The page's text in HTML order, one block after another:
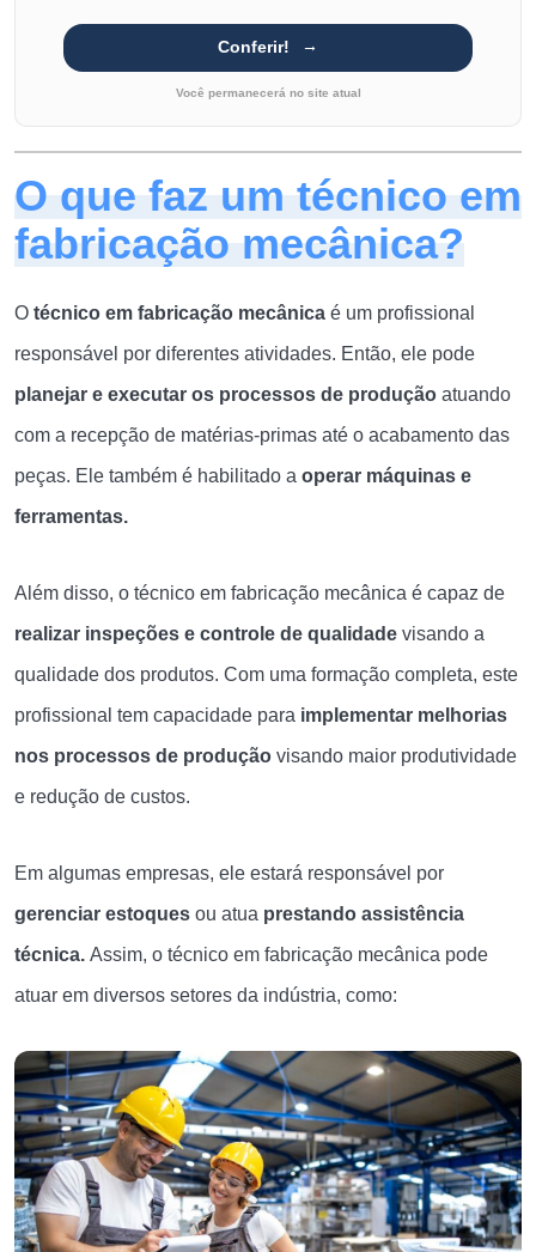
Conferir!
Você permanecerá no site atual
O que faz um técnico em
fabricação mecânica?
O técnico em fabricação mecânica é um profissional
responsável por diferentes atividades. Então, ele pode
planejar e executar os processos de produção atuando
com a recepção de matérias-primas até o acabamento das
peças. Ele também é habilitado a operar máquinas e
ferramentas.
Além disso, o técnico em fabricação mecânica é capaz de
realizar inspeções e controle de qualidade visando a
qualidade dos produtos. Com uma formação completa, este
profissional tem capacidade para implementar melhorias
nos processos de produção visando maior produtividade
e redução de custos.
Em algumas empresas, ele estará responsável por
gerenciar estoques ou atua prestando assistência
técnica. Assim, o técnico em fabricação mecânica pode
atuar em diversos setores da indústria, como: